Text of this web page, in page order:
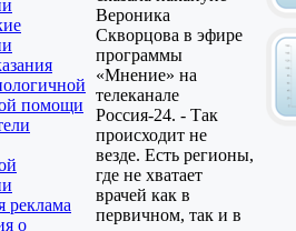
помощи
реклама
о
Вероника
Скворцова в эфире
программы
«Мнение» на
телеканале
Россия-24. - Так
происходит не
везде. Есть регионы,
где не хватает
врачей как в
первичном, так и в